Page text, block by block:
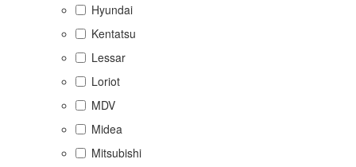
Hyundai
Kentatsu
Lessar
Loriot
MDV
Midea
Mitsubishi